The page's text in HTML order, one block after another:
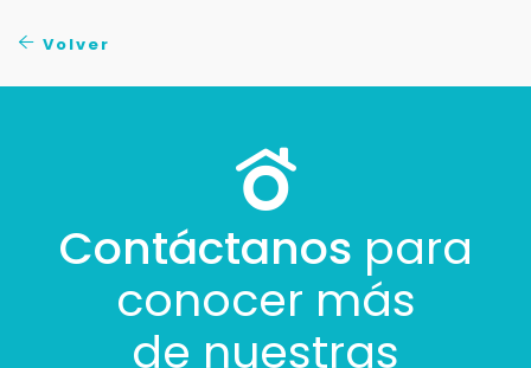
Volver
Contáctanos para
conocer más
de nuestras